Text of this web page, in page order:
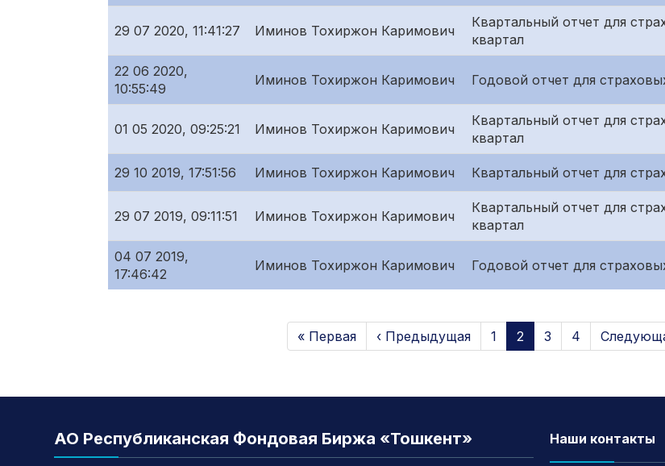
29 07 2020, 11:41:27 Иминов Тохиржон Каримович
Квартальный отчет для
квартал
22 06 2020,
10:55:49
Иминов Тохиржон Каримович Годовой отчет для
01 05 2020, 09:25:21 Иминов Тохиржон Каримович
Квартальный отчет для
квартал
29 10 2019, 17:51:56 Иминов Тохиржон Каримович Квартальный отчет для
29 07 2019, 09:11:51 Иминов Тохиржон Каримович
Квартальный отчет для
квартал
04 07 2019,
17:46:42
Иминов Тохиржон Каримович Годовой отчет для
« Первая ‹ Предыдущая 1 2 3 4
АО Республиканская Фондовая Биржа «Тошкент» Наши контакты